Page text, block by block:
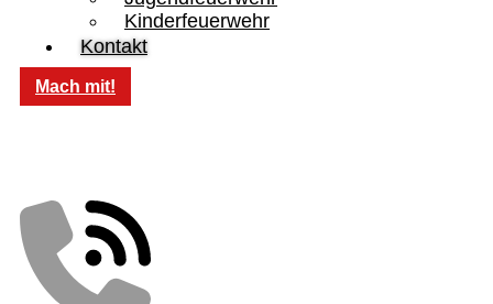
Kinderfeuerwehr
Kontakt
Mach mit!